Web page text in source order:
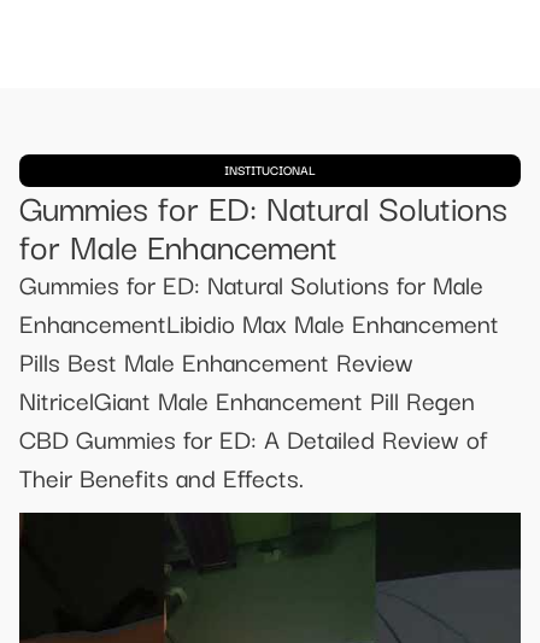
INSTITUCIONAL
Gummies for ED: Natural Solutions
for Male Enhancement
Gummies for ED: Natural Solutions for Male
EnhancementLibidio Max Male Enhancement
Pills Best Male Enhancement Review
NitricelGiant Male Enhancement Pill Regen
CBD Gummies for ED: A Detailed Review of
Their Benefits and Effects.